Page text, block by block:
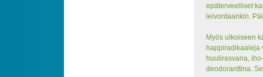
epäterveelliset
leivontaankin.
Myös ulkoiseen
happiradikaaleja
huulirasvana,
deodoranttina.